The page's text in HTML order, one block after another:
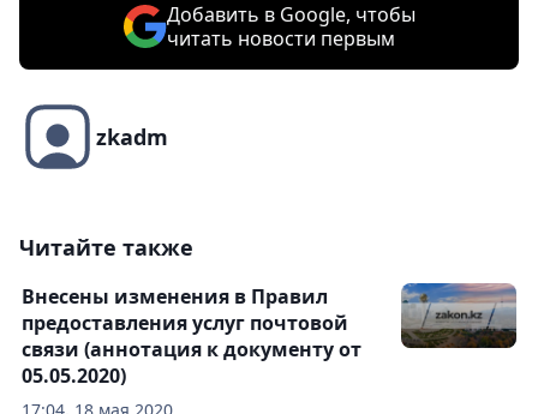
Добавить в Google, чтобы
читать новости первым
zkadm
Читайте также
Внесены изменения в Правил
предоставления услуг почтовой
связи (аннотация к документу от
05.05.2020)